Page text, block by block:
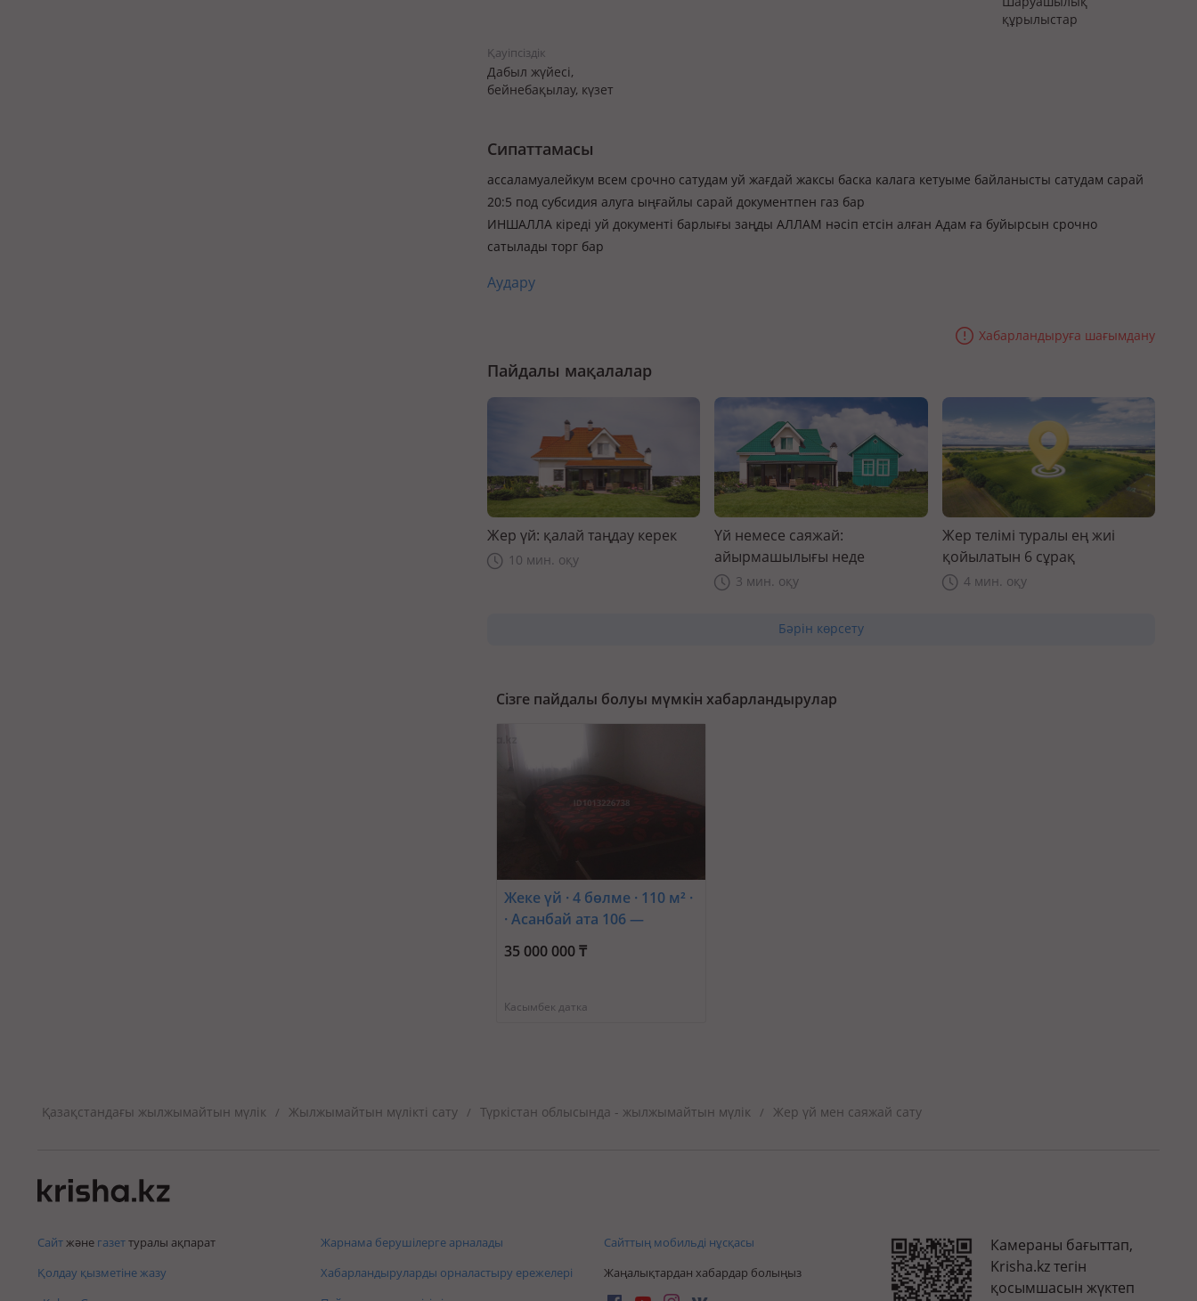
құрылыстар
Қауіпсіздік
Дабыл жүйесі,
бейнебақылау, күзет
Сипаттамасы
ассаламуалейкум всем срочно сатудам уй жағдай жаксы баска калага кетуыме байланысты сатудам сарай
20:5 под субсидия алуга ыңғайлы сарай документпен газ бар
ИНШАЛЛА кіреді уй документі барлығы заңды АЛЛАМ нәсіп етсін алған Адам ға буйырсын срочно
сатылады торг бар
Аудару
Хабарландыруға шағымдану
Пайдалы мақалалар
Жер үй: қалай таңдау керек
10 мин. оқу
Үй немесе саяжай:
айырмашылығы неде
3 мин. оқу
Жер телімі туралы ең жиі
қойылатын 6 сұрақ
4 мин. оқу
Бәрін көрсету
Сізге пайдалы болуы мүмкін хабарландырулар
Жеке үй · 4 бөлме · 110 м² ·
· Асанбай ата 106 —
Угловой
35 000 000 ₸
Касымбек датка
Қазақстандағы жылжымайтын мүлік / Жылжымайтын мүлікті сату / Түркістан облысында - жылжымайтын мүлік / Жер үй мен саяжай сату
Сайтжәне газеттуралы ақпарат
Қолдау қызметіне жазу
Жарнама берушілерге арналады
Хабарландыруларды орналастыру ережелері
Сайттың мобильді нұсқасы
Жаңалықтардан хабардар болыңыз
Камераны бағыттап,
Krisha.kz тегін
қосымшасын жүктеп